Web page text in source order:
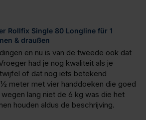
Rollfix Single 80 Longline für 1
& draußen
en nu is van de tweede ook dat
had je nog kwaliteit als je
of dat nog iets betekend
meter met vier handdoeken die goed
lang niet de 6 kg was die het
houden aldus de beschrijving.